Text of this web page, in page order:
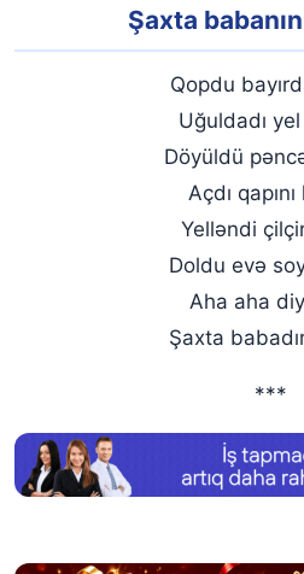
Şaxta
Qopdu
Uğuldadı
Döyüldü
Açdı
Yelləndi
Doldu evə
Aha aha
Şaxta
***